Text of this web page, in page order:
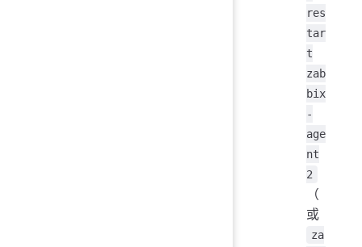
res
tar
t
zab
bix
-
age
nt
2
（
或
za